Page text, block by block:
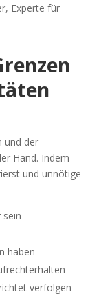
Experte für
und der
Hand. Indem
und unnötige
haben
verfolgen